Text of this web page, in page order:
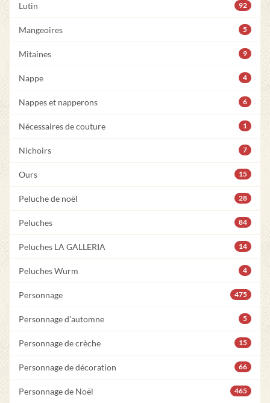
Lutin 92
Mangeoires 5
Mitaines 9
Nappe 4
Nappes et napperons 6
Nécessaires de couture 1
Nichoirs 7
Ours 15
Peluche de noël 28
Peluches 84
Peluches LA GALLERIA 14
Peluches Wurm 4
Personnage 475
Personnage d'automne 5
Personnage de crèche 15
Personnage de décoration 66
Personnage de Noël 465